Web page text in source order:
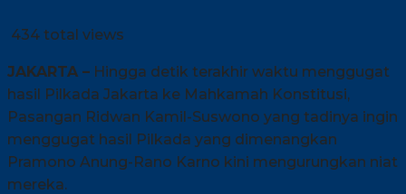
434 total views
JAKARTA – Hingga detik terakhir waktu menggugat
hasil Pilkada Jakarta ke Mahkamah Konstitusi,
Pasangan Ridwan Kamil-Suswono yang tadinya ingin
menggugat hasil Pilkada yang dimenangkan
Pramono Anung-Rano Karno kini mengurungkan niat
mereka.